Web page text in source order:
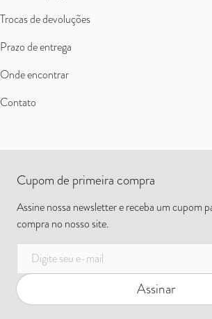
Trocas de devoluções
Prazo de entrega
Onde encontrar
Contato
Cupom de primeira compra
Assine nossa newsletter e receba um cupom
compra no nosso site.
E-mail
Assinar